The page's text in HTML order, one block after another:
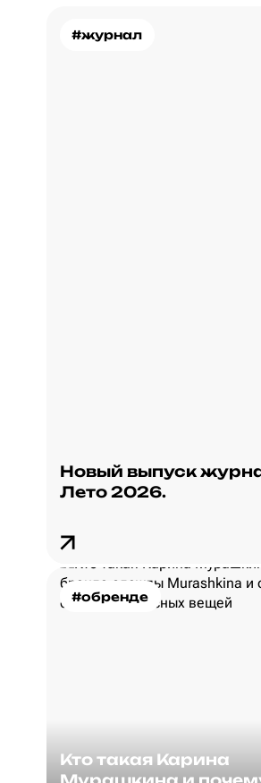
#журнал
Новый выпуск
Лето 2026.
#обренде
Кто такая Карина